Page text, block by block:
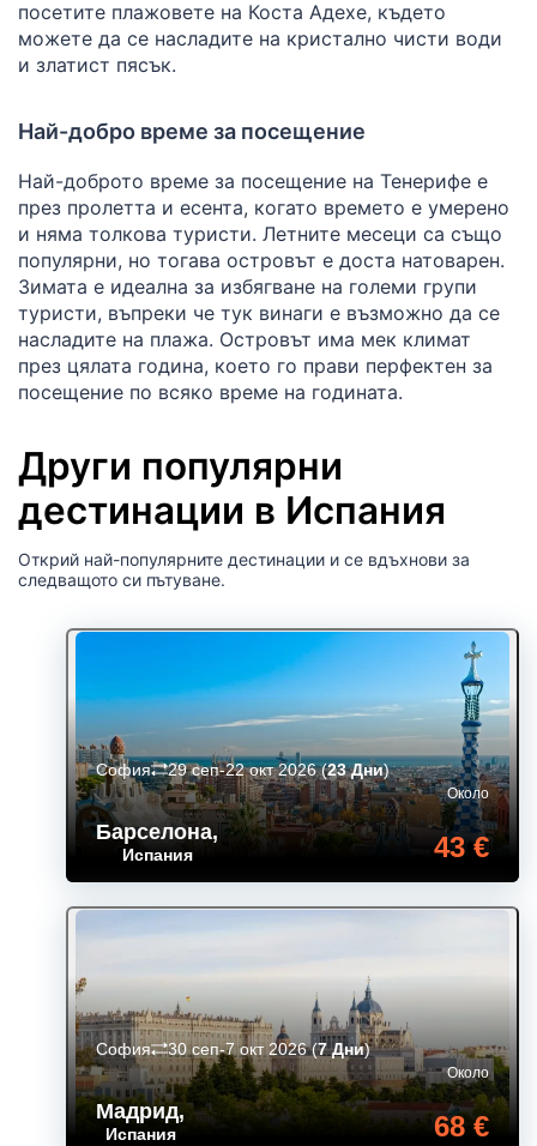
посетите плажовете на Коста Адехе, където
можете да се насладите на кристално чисти води
и златист пясък.
Най-добро време за посещение
Най-доброто време за посещение на Тенерифе е
през пролетта и есента, когато времето е умерено
и няма толкова туристи. Летните месеци са също
популярни, но тогава островът е доста натоварен.
Зимата е идеална за избягване на големи групи
туристи, въпреки че тук винаги е възможно да се
насладите на плажа. Островът има мек климат
през цялата година, което го прави перфектен за
посещение по всяко време на годината.
Други популярни
дестинации в Испания
Открий най-популярните дестинации и се вдъхнови за
следващото си пътуване.
Барселона,
Испания
Около
43 €
София 29 сеп-22 окт 2026(23 Дни)
Мадрид,
Испания
Около
68 €
София 30 сеп-7 окт 2026(7 Дни)